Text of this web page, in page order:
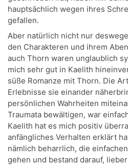
hauptsächlich wegen ihres
gefallen.
Aber natürlich nicht nur
den Charakteren und ihrem
auch Thorn waren unglaublich
mich sehr gut in Kaelith
süße Romanze mit Thorn. Die
Erlebnisse sie einander
persönlichen Wahrheiten
Traumata bewältigen, war
Kaelith hat es mich positiv
anfängliches Verhalten erklärt
nämlich beharrlich, die
gehen und bestand darauf,